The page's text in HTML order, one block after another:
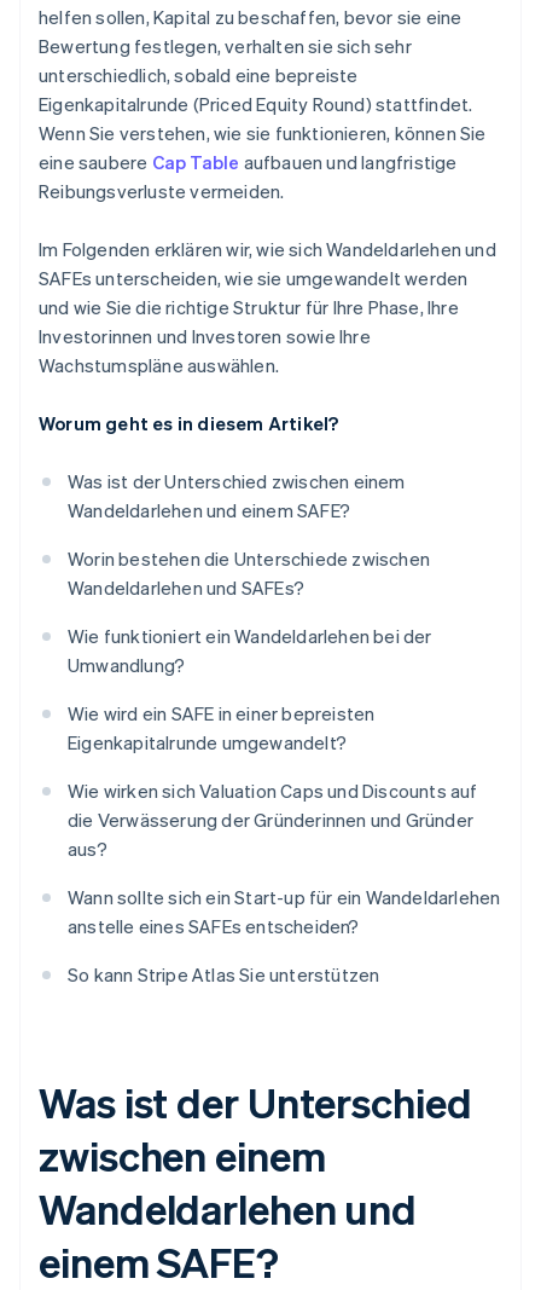
Partner-Guthaben und Rabatte in Höhe von 50.000
USD
helfen sollen, Kapital zu beschaffen, bevor sie eine
Bewertung festlegen, verhalten sie sich sehr
unterschiedlich, sobald eine bepreiste
Eigenkapitalrunde (Priced Equity Round) stattfindet.
Wenn Sie verstehen, wie sie funktionieren, können Sie
eine saubere Cap Table aufbauen und langfristige
Reibungsverluste vermeiden.
Im Folgenden erklären wir, wie sich Wandeldarlehen und
SAFEs unterscheiden, wie sie umgewandelt werden
und wie Sie die richtige Struktur für Ihre Phase, Ihre
Investorinnen und Investoren sowie Ihre
Wachstumspläne auswählen.
Worum geht es in diesem Artikel?
Was ist der Unterschied zwischen einem
Wandeldarlehen und einem SAFE?
Worin bestehen die Unterschiede zwischen
Wandeldarlehen und SAFEs?
Wie funktioniert ein Wandeldarlehen bei der
Umwandlung?
Wie wird ein SAFE in einer bepreisten
Eigenkapitalrunde umgewandelt?
Wie wirken sich Valuation Caps und Discounts auf
die Verwässerung der Gründerinnen und Gründer
aus?
Wann sollte sich ein Start-up für ein Wandeldarlehen
anstelle eines SAFEs entscheiden?
So kann Stripe Atlas Sie unterstützen
Was ist der Unterschied
zwischen einem
Wandeldarlehen und
einem SAFE?